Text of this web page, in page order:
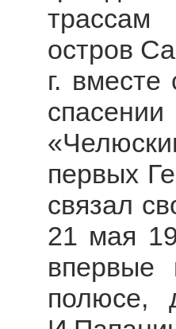
трассам
остров
г.
первых
связал
21 мая
полюсе,